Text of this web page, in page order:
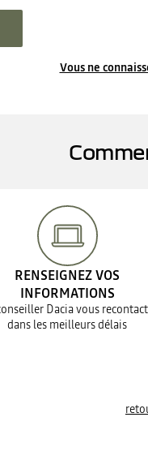
Vous ne
RENSEIGNEZ VOS
INFORMATIONS
Dacia vous
dans les meilleurs délais